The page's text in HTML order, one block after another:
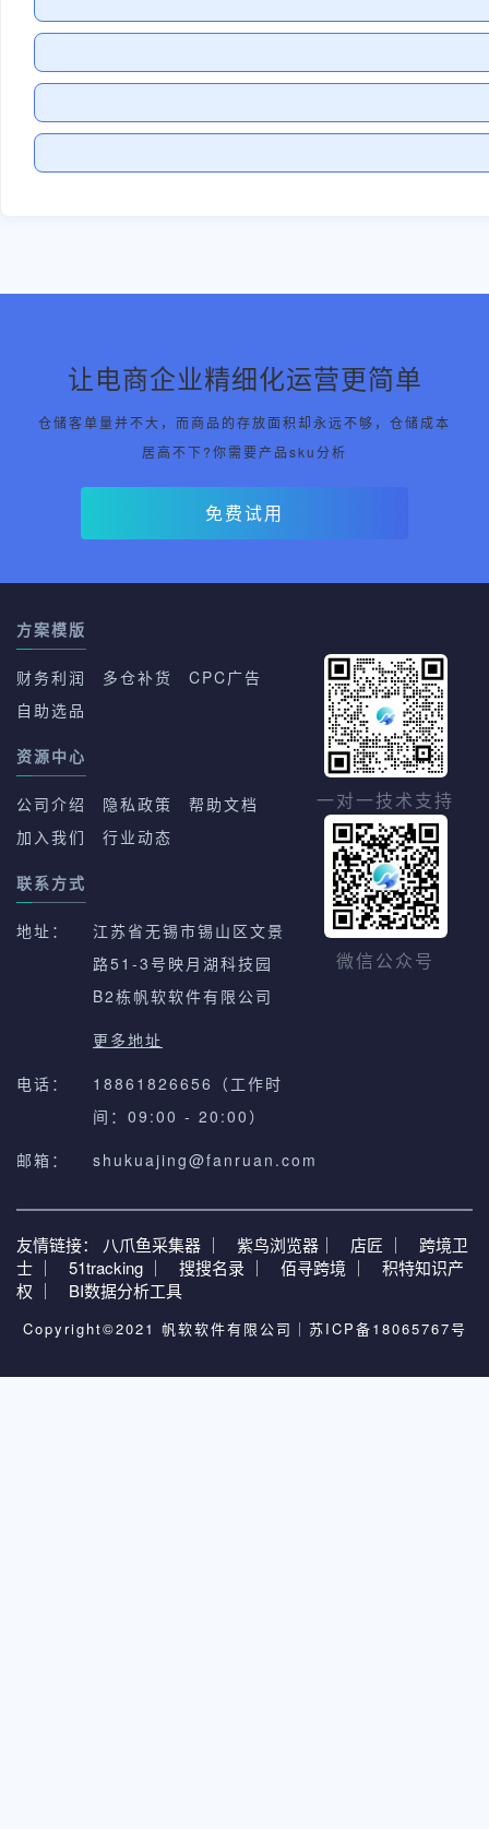
让电商企业精细化运营更简单
仓储客单量并不大，而商品的存放面积却永远不够，仓储成本
居高不下?你需要产品sku分析
免费试用
方案模版
财务利润 多仓补货
CPC广告
自助选品
资源中心
公司介绍 隐私政策
帮助文档
加入我们
行业动态
联系方式
地址：
江苏省无锡市锡山区文景
路51-3号映月湖科技园
B2栋帆软软件有限公司
更多地址
电话：
18861826656（工作时
间：09:00 - 20:00）
邮箱：
shukuajing@fanruan.com
一对一技术支持
微信公众号
友情链接： 八爪鱼采集器 ｜ 紫鸟浏览器｜ 店匠 ｜
跨境卫
士 ｜
51tracking ｜ 搜搜名录 ｜ 佰寻跨境 ｜
积特知识产
权 ｜
BI数据分析工具
Copyright©2021 帆软软件有限公司｜ 苏ICP备18065767号